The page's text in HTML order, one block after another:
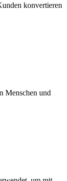
konvertieren
Menschen und